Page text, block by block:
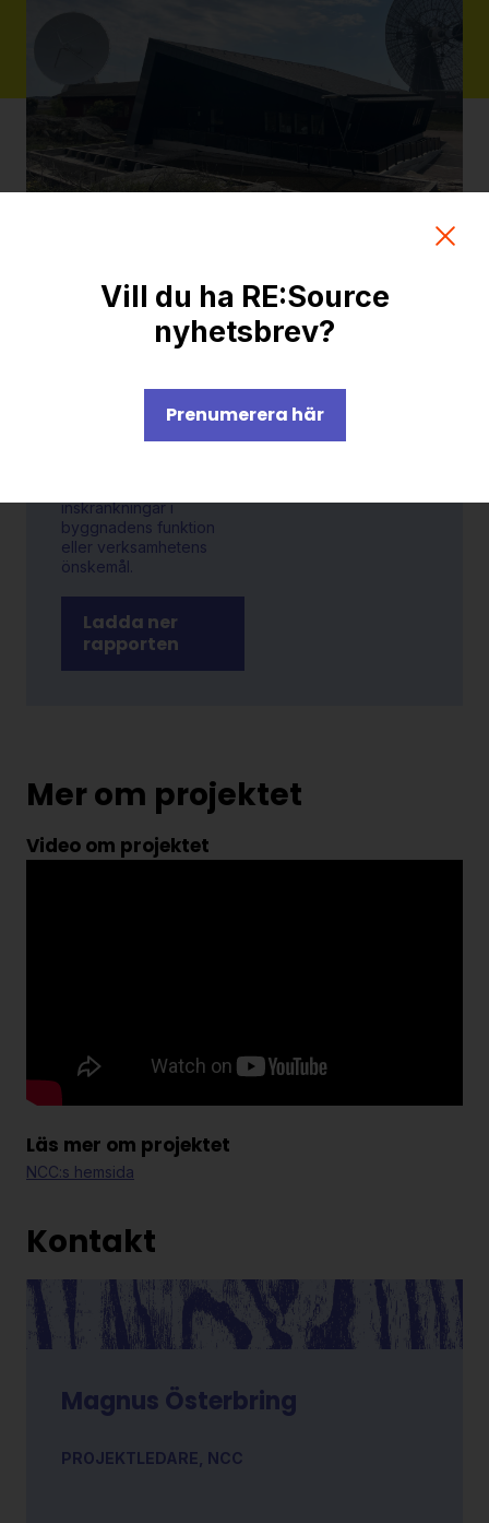
Slutrapport
återbrukat
material vid
Detta projekt har visat att
inskränkningar i
byggnadens funktion
eller verksamhetens
önskemål.
Ladda ner
rapporten
Mer om projektet
Video om projektet
Läs mer om projektet
NCC:s hemsida
Kontakt
Magnus Österbring
PROJEKTLEDARE, NCC
Vill du ha RE:Source
nyhetsbrev?
Prenumerera här